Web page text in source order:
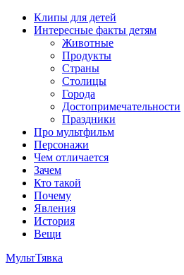
Перейти
содержимому
Клипы для детей
Интересные факты детям
Животные
Продукты
Страны
Столицы
Города
Достопримечательности
Праздники
Про мультфильм
Персонажи
Чем отличается
Зачем
Кто такой
Почему
Явления
История
Вещи
МультТявка